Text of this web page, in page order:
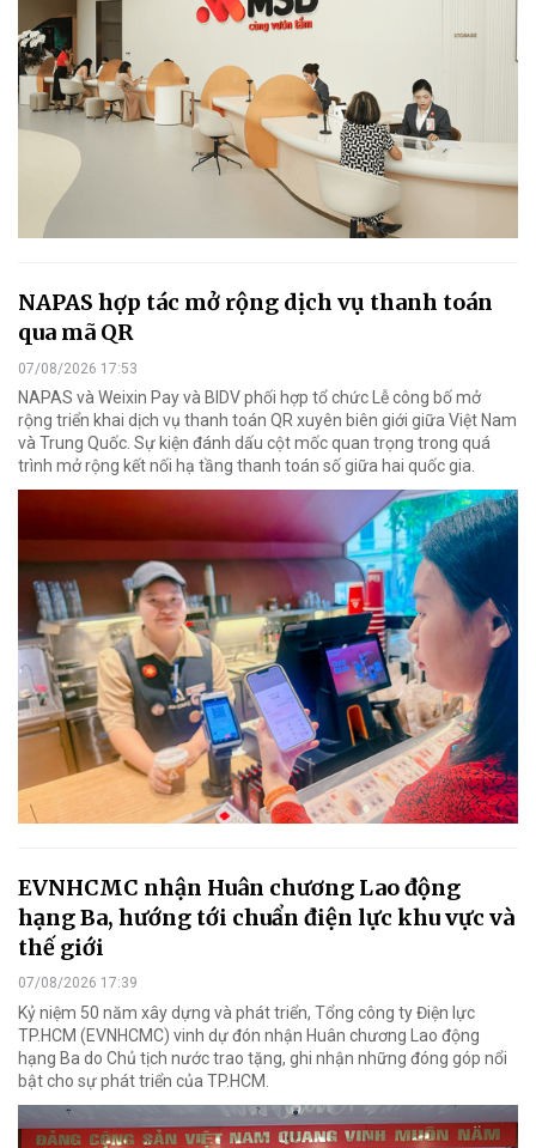
NAPAS hợp tác mở rộng dịch vụ thanh toán
qua mã QR
07/08/2026 17:53
NAPAS và Weixin Pay và BIDV phối hợp tổ chức Lễ công bố mở
rộng triển khai dịch vụ thanh toán QR xuyên biên giới giữa Việt Nam
và Trung Quốc. Sự kiện đánh dấu cột mốc quan trọng trong quá
trình mở rộng kết nối hạ tầng thanh toán số giữa hai quốc gia.
EVNHCMC nhận Huân chương Lao động
hạng Ba, hướng tới chuẩn điện lực khu vực và
thế giới
07/08/2026 17:39
Kỷ niệm 50 năm xây dựng và phát triển, Tổng công ty Điện lực
TP.HCM (EVNHCMC) vinh dự đón nhận Huân chương Lao động
hạng Ba do Chủ tịch nước trao tặng, ghi nhận những đóng góp nổi
bật cho sự phát triển của TP.HCM.